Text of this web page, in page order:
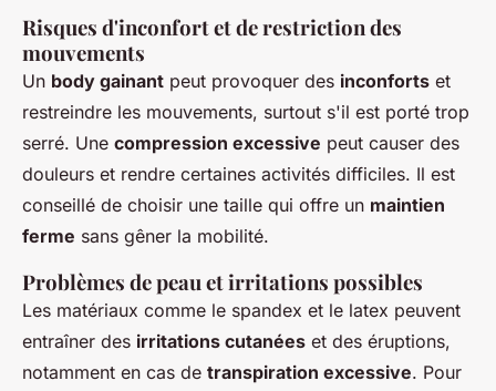
Risques d'inconfort et de restriction des
mouvements
Un body gainant peut provoquer des inconforts et
restreindre les mouvements, surtout s'il est porté trop
serré. Une compression excessive peut causer des
douleurs et rendre certaines activités difficiles. Il est
conseillé de choisir une taille qui offre un maintien
ferme sans gêner la mobilité.
Problèmes de peau et irritations possibles
Les matériaux comme le spandex et le latex peuvent
entraîner des irritations cutanées et des éruptions,
notamment en cas de transpiration excessive. Pour